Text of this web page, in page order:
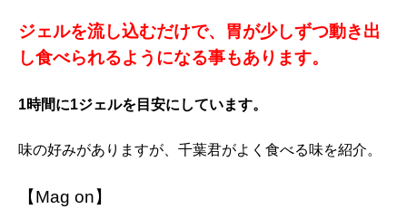
ジェルを流し込むだけで、胃が少しずつ動き出
し食べられるようになる事もあります。
1時間に1ジェルを目安にしています。
味の好みがありますが、千葉君がよく食べる味を紹介。
【Mag on】